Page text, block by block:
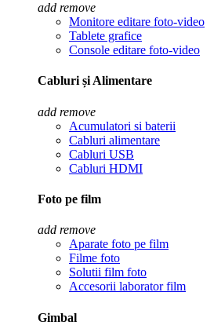
add remove
Monitore editare foto-video
Tablete grafice
Console editare foto-video
Cabluri și Alimentare
add remove
Acumulatori si baterii
Cabluri alimentare
Cabluri USB
Cabluri HDMI
Foto pe film
add remove
Aparate foto pe film
Filme foto
Solutii film foto
Accesorii laborator film
Gimbal